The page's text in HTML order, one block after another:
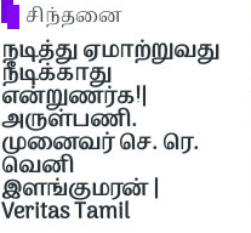
சிந்தனை
நடித்து ஏமாற்றுவது
நீடிக்காது
என்றுணர்க!|
அருள்பணி.
முனைவர் செ. ரெ.
வெனி
இளங்குமரன் |
Veritas Tamil